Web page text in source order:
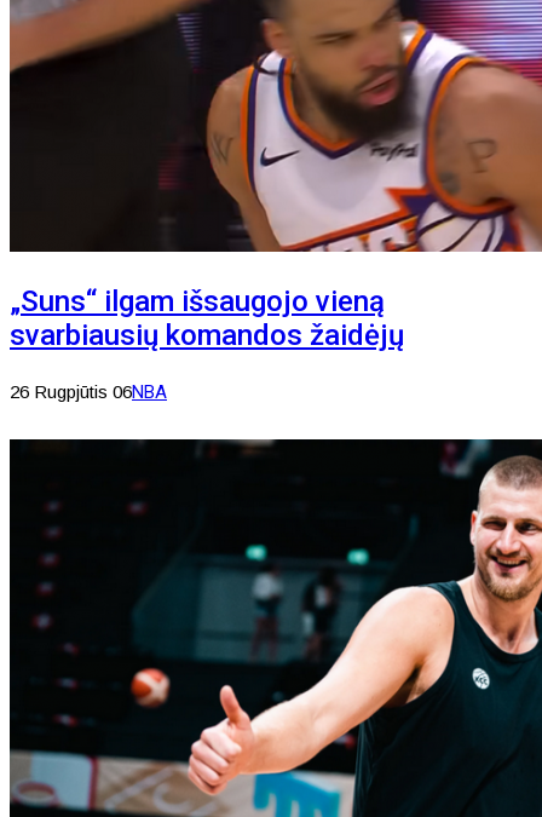
„Suns“ ilgam išsaugojo vieną
svarbiausių komandos žaidėjų
26 Rugpjūtis 06NBA